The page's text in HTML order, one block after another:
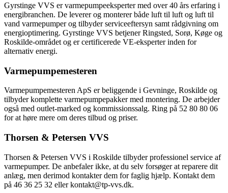
Gyrstinge VVS er varmepumpeeksperter med over 40 års erfaring i
energibranchen. De leverer og monterer både luft til luft og luft til
vand varmepumper og tilbyder serviceeftersyn samt rådgivning om
energioptimering. Gyrstinge VVS betjener Ringsted, Sorø, Køge og
Roskilde-området og er certificerede VE-eksperter inden for
alternativ energi.
Varmepumpemesteren
Varmepumpemesteren ApS er beliggende i Gevninge, Roskilde og
tilbyder komplette varmepumpepakker med montering. De arbejder
også med outlet-marked og kommissionssalg. Ring på 52 80 80 06
for at høre mere om deres tilbud og priser.
Thorsen & Petersen VVS
Thorsen & Petersen VVS i Roskilde tilbyder professionel service af
varmepumper. De anbefaler ikke, at du selv forsøger at reparere dit
anlæg, men derimod kontakter dem for faglig hjælp. Kontakt dem
på 46 36 25 32 eller kontakt@tp-vvs.dk.